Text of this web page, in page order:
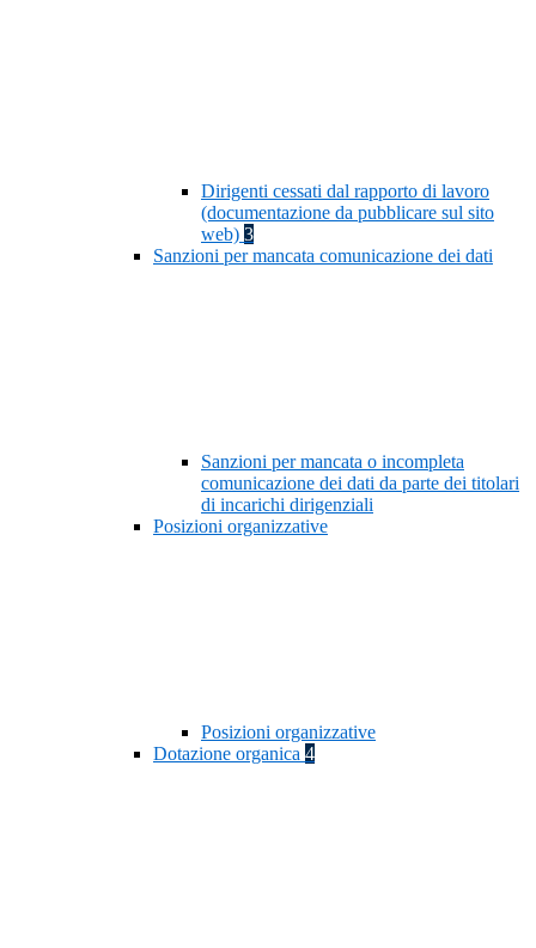
Dirigenti cessati dal rapporto di lavoro
(documentazione da pubblicare sul sito
web) 3
Sanzioni per mancata comunicazione dei dati
Sanzioni per mancata o incompleta
comunicazione dei dati da parte dei titolari
di incarichi dirigenziali
Posizioni organizzative
Posizioni organizzative
Dotazione organica 4